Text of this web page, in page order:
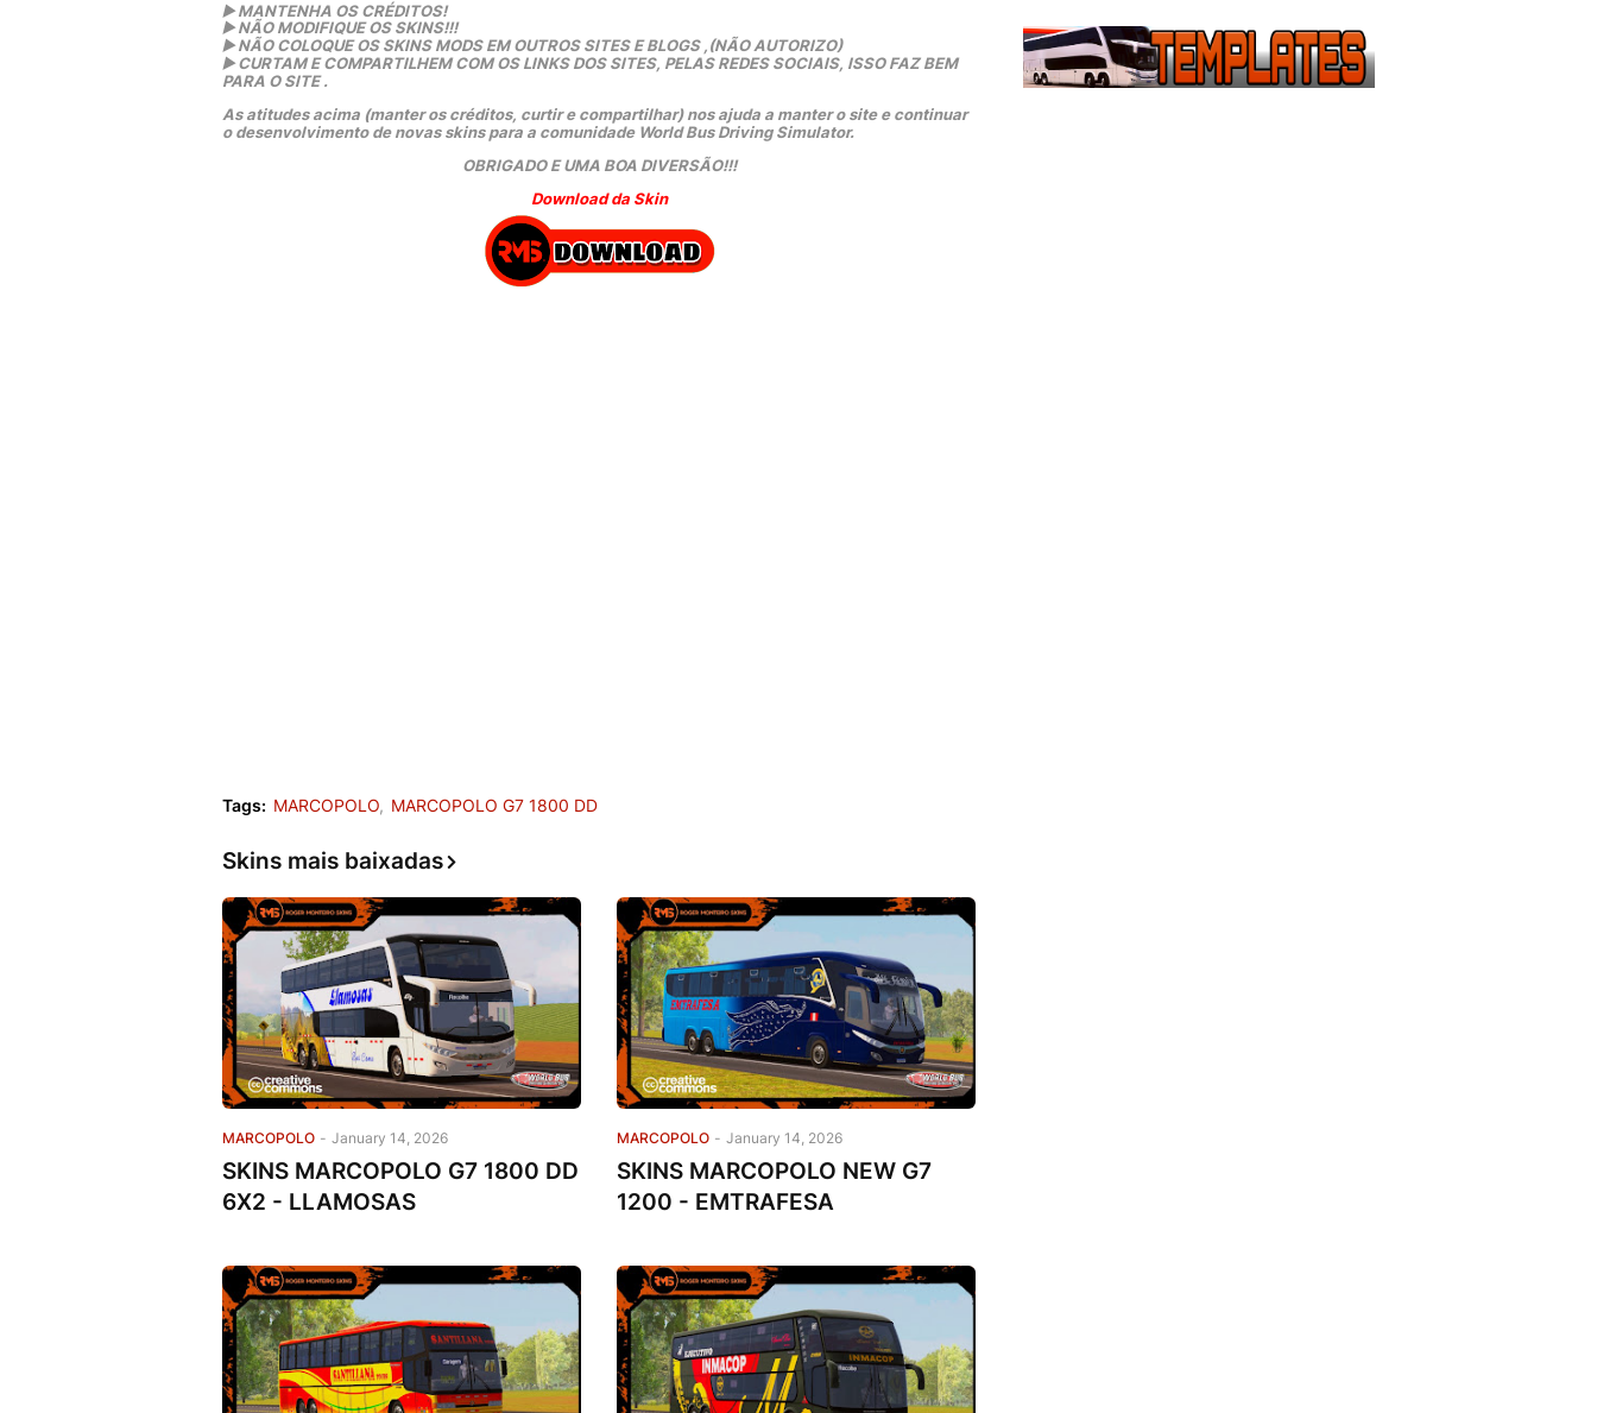
▶️ MANTENHA OS CRÉDITOS!
▶️ NÃO MODIFIQUE OS SKINS!!!
▶️ NÃO COLOQUE OS SKINS MODS EM OUTROS SITES E BLOGS ,(NÃO AUTORIZO)
▶️ CURTAM E COMPARTILHEM COM OS LINKS DOS SITES, PELAS REDES SOCIAIS, ISSO FAZ BEM
PARA O SITE .
As atitudes acima (manter os créditos, curtir e compartilhar) nos ajuda a manter o site e continuar
o desenvolvimento de novas skins para a comunidade World Bus Driving Simulator.
OBRIGADO E UMA BOA DIVERSÃO!!!
Download da Skin
Tags: MARCOPOLO MARCOPOLO G7 1800 DD
Skins mais baixadas
MARCOPOLO - January 14, 2026
SKINS MARCOPOLO G7 1800 DD
6X2 - LLAMOSAS
MARCOPOLO - January 14, 2026
SKINS MARCOPOLO NEW G7
1200 - EMTRAFESA